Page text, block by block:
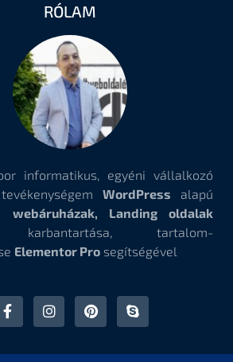
RÓLAM
informatikus, egyéni vállalkozó
WordPress alapú
webáruházak, Landing oldalak
karbantartása, tartalom-
Elementor Prosegítségével